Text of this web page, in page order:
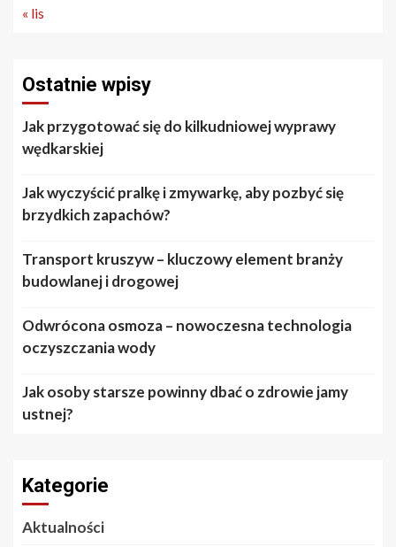
« lis
Ostatnie wpisy
Jak przygotować się do kilkudniowej wyprawy
wędkarskiej
Jak wyczyścić pralkę i zmywarkę, aby pozbyć się
brzydkich zapachów?
Transport kruszyw – kluczowy element branży
budowlanej i drogowej
Odwrócona osmoza – nowoczesna technologia
oczyszczania wody
Jak osoby starsze powinny dbać o zdrowie jamy
ustnej?
Kategorie
Aktualności